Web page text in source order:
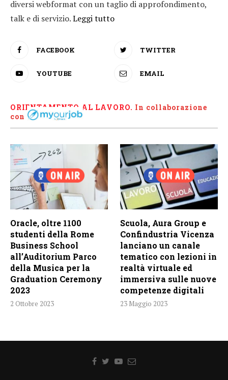
diversi webformat con un taglio di approfondimento,
talk e di servizio.Leggi tutto
FACEBOOK TWITTER
YOUTUBE EMAIL
ORIENTAMENTO AL LAVORO. In collaborazione
con
Oracle, oltre 1100
studenti della Rome
Business School
all’Auditorium Parco
della Musica per la
Graduation Ceremony
2023
2 Ottobre 2023
Scuola, Aura Group e
Confindustria Vicenza
lanciano un canale
tematico con lezioni in
realtà virtuale ed
immersiva sulle nuove
competenze digitali
23 Maggio 2023